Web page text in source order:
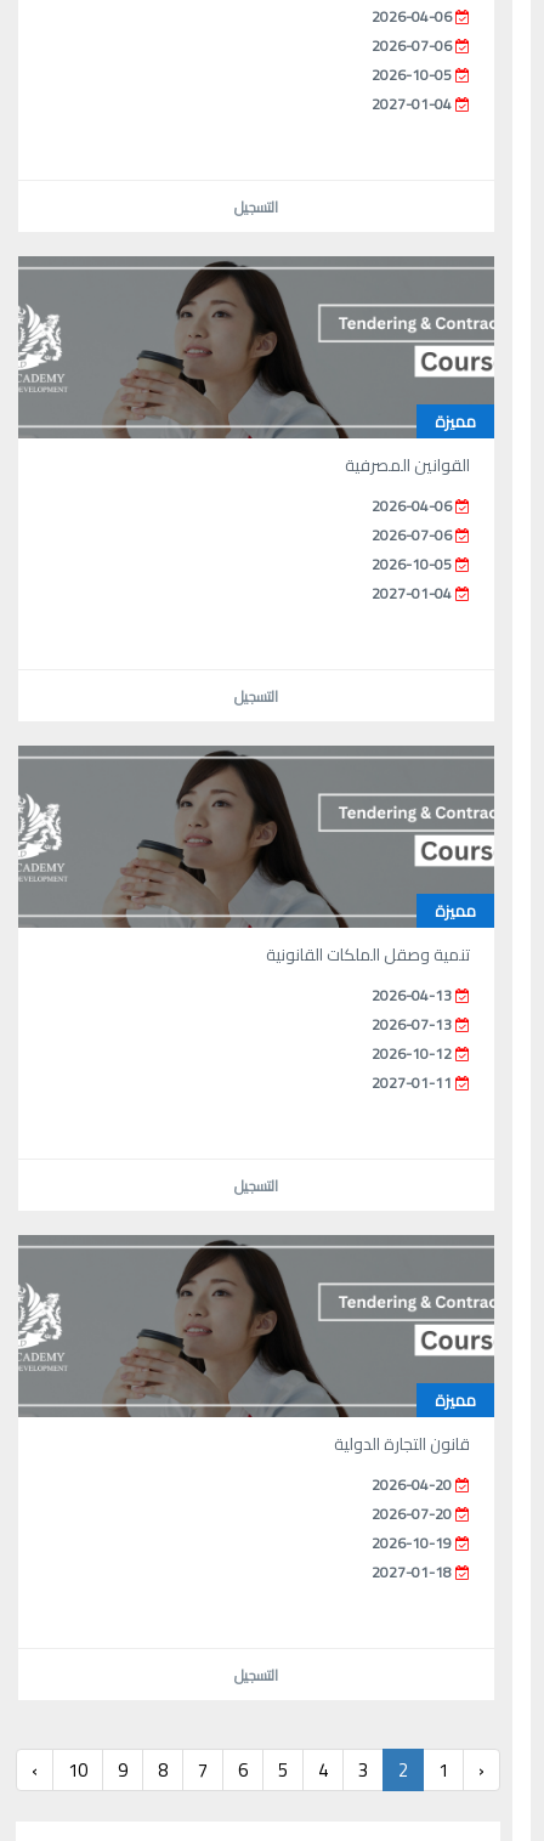
2026-04-06
2026-07-06
2026-10-05
2027-01-04
التسجيل
مميزة
القوانين المصرفية
2026-04-06
2026-07-06
2026-10-05
2027-01-04
التسجيل
مميزة
تنمية وصقل الملكات القانونية
2026-04-13
2026-07-13
2026-10-12
2027-01-11
التسجيل
مميزة
قانون التجارة الدولية
2026-04-20
2026-07-20
2026-10-19
2027-01-18
التسجيل
‹
1
2
3
4
5
6
7
8
9
10
›